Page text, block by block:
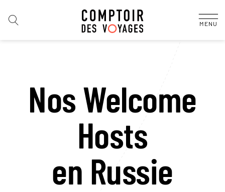
MENU
Nos Welcome
Hosts
en Russie